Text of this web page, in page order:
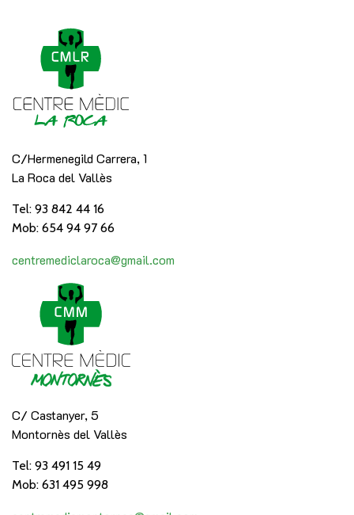
C/Hermenegild Carrera, 1
La Roca del Vallès
Tel: 93 842 44 16
Mob: 654 94 97 66
centremediclaroca@gmail.com
C/ Castanyer, 5
Montornès del Vallès
Tel: 93 491 15 49
Mob: 631 495 998